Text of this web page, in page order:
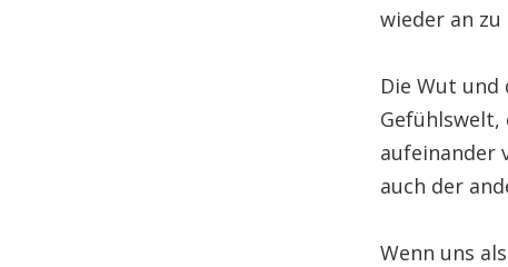
wieder an
Die Wut und
aufeinander
auch der
Wenn uns